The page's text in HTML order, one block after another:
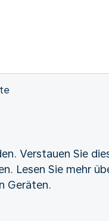
Verstauen Sie
Lesen Sie mehr
Geräten.